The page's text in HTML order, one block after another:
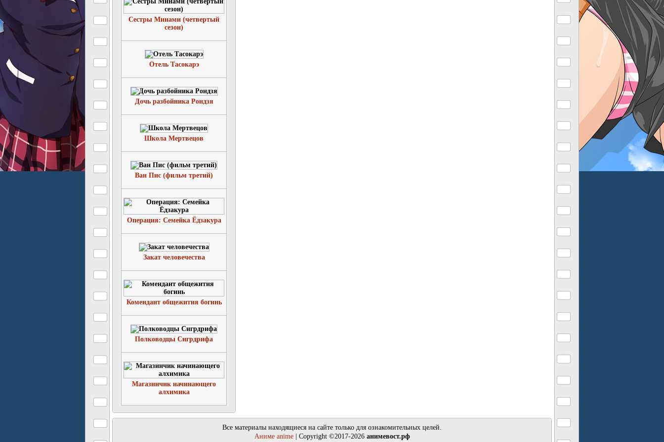
Сестры Минами (четвертый
сезон)
Отель Тасокарэ
Дочь разбойника Рондзя
Школа Мертвецов
Ван Пис (фильм третий)
Операция: Семейка Ёдзакура
Закат человечества
Комендант общежития богинь
Полководцы Сигрдрифа
Магазинчик начинающего
алхимика
Все материалы находящиеся на сайте только для ознакомительных целей.
Аниме anime| Copyright ©2017-2026 анимевост.рф